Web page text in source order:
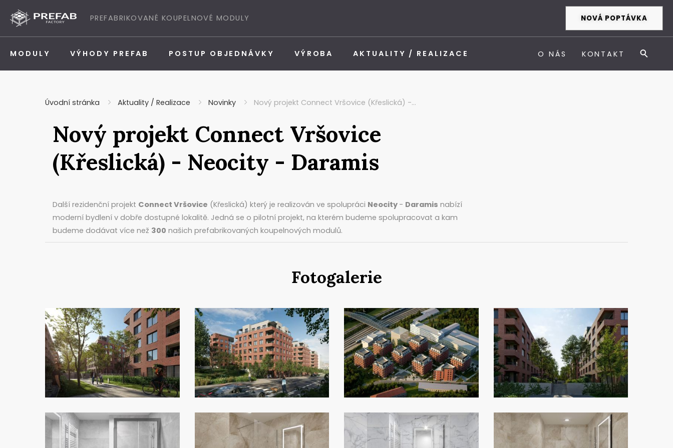
PREFABRIKOVANÉ KOUPELNOVÉ MODULY NOVÁ POPTÁVKA
MODULY VÝHODY PREFAB POSTUP OBJEDNÁVKY VÝROBA AKTUALITY / REALIZACE O NÁS KONTAKT
Úvodní stránka Aktuality / Realizace Novinky Nový projekt Connect Vršovice (Křeslická) -…
Nový projekt Connect Vršovice
(Křeslická) - Neocity - Daramis
Další rezidenční projekt Connect Vršovice (Křeslická) který je realizován ve spolupráci Neocity - Daramis nabízí
moderní bydlení v dobře dostupné lokalitě. Jedná se o pilotní projekt, na kterém budeme spolupracovat a kam
budeme dodávat více než 300 našich prefabrikovaných koupelnových modulů.
Fotogalerie